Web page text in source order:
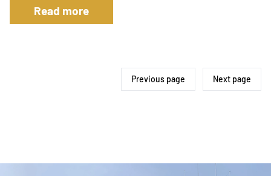
Read more
Previous page Next page